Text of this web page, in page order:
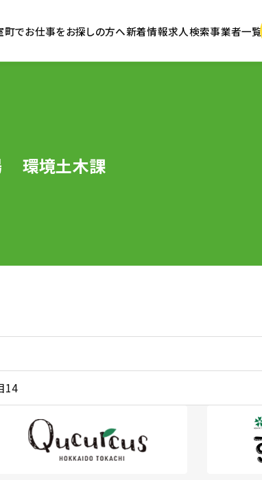
町でお仕事をお探しの方へ新着情報求人検索事業者一覧
環境土木課
14